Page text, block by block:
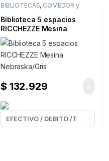
BIBLIOTECAS, COMEDOR y
Biblioteca 5 espacios
RICCHEZZE Mesina
Nebraska/Gris
$ 132.929